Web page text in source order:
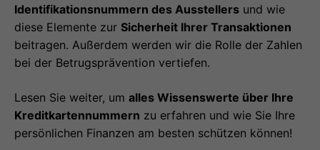
Identifikationsnummern des Ausstellers und wie
diese Elemente zur Sicherheit Ihrer Transaktionen
beitragen. Außerdem werden wir die Rolle der Zahlen
bei der Betrugsprävention vertiefen.
Lesen Sie weiter, um alles Wissenswerte über Ihre
Kreditkartennummern zu erfahren und wie Sie Ihre
persönlichen Finanzen am besten schützen können!